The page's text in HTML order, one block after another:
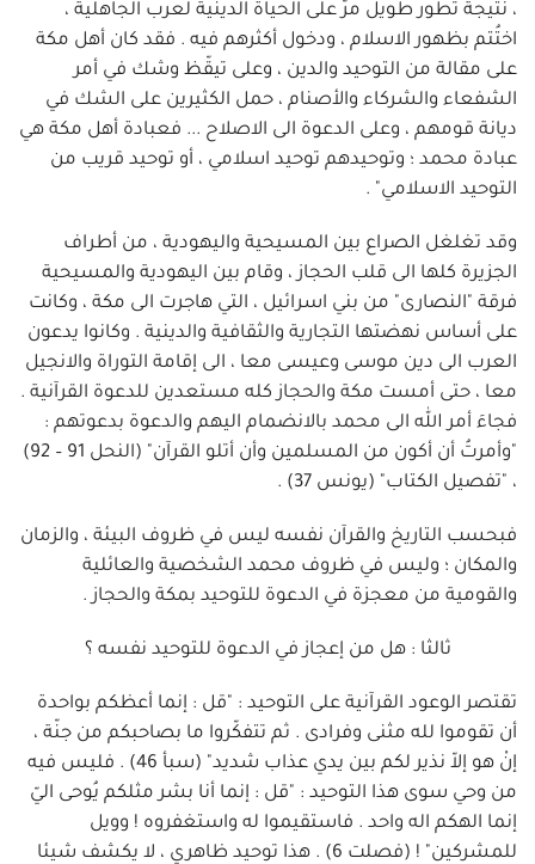
، نتيجة تطور طويل مرّ على الحياة الدينية لعرب الجاهلية ،
اختُتم بظهور الاسلام ، ودخول أكثرهم فيه . فقد كان أهل مكة
على مقالة من التوحيد والدين ، وعلى تيقّظ وشك في أمر
الشفعاء والشركاء والأصنام ، حمل الكثيرين على الشك في
ديانة قومهم ، وعلى الدعوة الى الاصلاح ... فعبادة أهل مكة هي
عبادة محمد ؛ وتوحيدهم توحيد اسلامي ، أو توحيد قريب من
التوحيد الاسلامي" .
وقد تغلغل الصراع بين المسيحية واليهودية ، من أطراف
الجزيرة كلها الى قلب الحجاز ، وقام بين اليهودية والمسيحية
فرقة "النصارى" من بني اسرائيل ، التي هاجرت الى مكة ، وكانت
على أساس نهضتها التجارية والثقافية والدينية . وكانوا يدعون
العرب الى دين موسى وعيسى معا ، الى إقامة التوراة والانجيل
معا ، حتى أمست مكة والحجاز كله مستعدين للدعوة القرآنية .
فجاءَ أمر الله الى محمد بالانضمام اليهم والدعوة بدعوتهم :
"وأمرتُ أن أكون من المسلمين وأن أتلو القرآن" (النحل 91 – 92)
، "تفصيل الكتاب" (يونس 37) .
فبحسب التاريخ والقرآن نفسه ليس في ظروف البيئة ، والزمان
والمكان ؛ وليس في ظروف محمد الشخصية والعائلية
والقومية من معجزة في الدعوة للتوحيد بمكة والحجاز .
ثالثا : هل من إعجاز في الدعوة للتوحيد نفسه ؟
تقتصر الوعود القرآنية على التوحيد : "قل : إنما أعظكم بواحدة
أن تقوموا لله مثنى وفرادى . ثم تتفكّروا ما بصاحبكم من جنّة ،
إنْ هو إلاّ نذير لكم بين يدي عذاب شديد" (سبأ 46) . فليس فيه
من وحي سوى هذا التوحيد : "قل : إنما أنا بشر مثلكم يُوحى اليّ
إنما الهكم اله واحد . فاستقيموا له واستغفروه ! وويل
للمشركين" ! (فصلت 6) . هذا توحيد ظاهري ، لا يكشف شيئا